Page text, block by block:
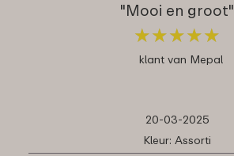
"Mooi en groot"
★★★★★
★★★★★
klant van Mepal
20-03-2025
Kleur: Assorti